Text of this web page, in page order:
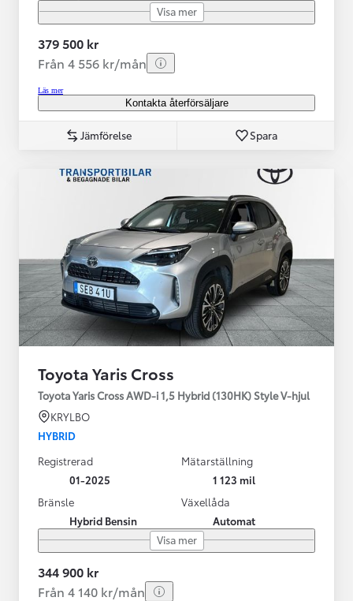
Visa mer
379 500 kr
Från 4 556 kr/mån
Läs mer
Kontakta återförsäljare
Jämförelse Spara
Toyota Yaris Cross
Toyota Yaris Cross AWD-i 1,5 Hybrid (130HK) Style V-hjul
KRYLBO
HYBRID
Registrerad
01-2025
Mätarställning
1 123 mil
Bränsle
Hybrid Bensin
Växellåda
Automat
Visa mer
344 900 kr
Från 4 140 kr/mån